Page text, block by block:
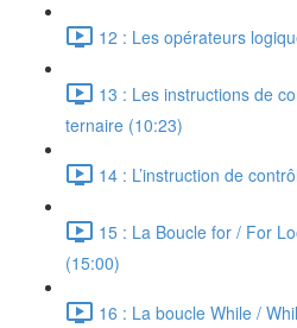
12 : Les opérateurs
13 : Les instructions de
ternaire (10:23)
14 : L’instruction de
15 : La Boucle for / For
(15:00)
16 : La boucle While /